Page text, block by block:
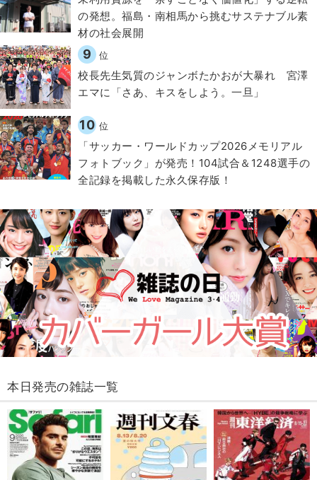
の発想。福島・南相馬から挑むサステナブル素
材の社会展開​
9 位
校長先生気質のジャンボたかおが大暴れ 宮澤
エマに「さあ、キスをしよう。一旦」
10 位
「サッカー・ワールドカップ2026メモリアル
フォトブック」が発売！104試合＆1248選手の
全記録を掲載した永久保存版！
本日発売の雑誌一覧